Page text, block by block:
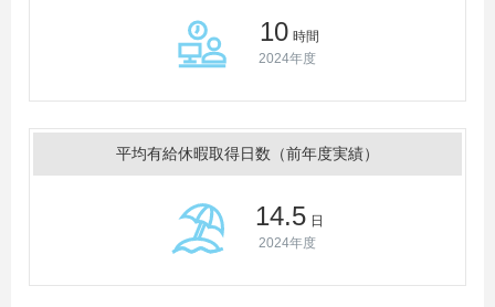
10 時間
2024年度
平均有給休暇取得日数（前年度実績）
14.5 日
2024年度